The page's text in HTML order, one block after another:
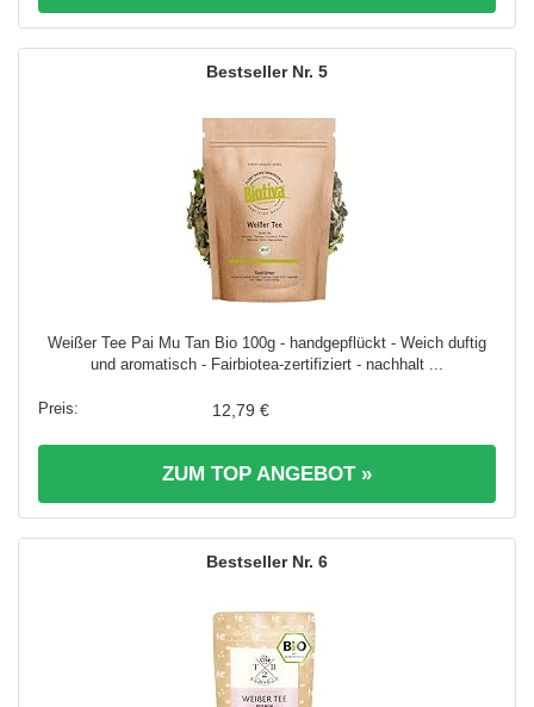
5
Weißer Tee Pai Mu Tan Bio 100g - handgepflückt - Weich duftig
und aromatisch - Fairbiotea-zertifiziert - nachhalt ...
12,79 €
ZUM TOP ANGEBOT »
6